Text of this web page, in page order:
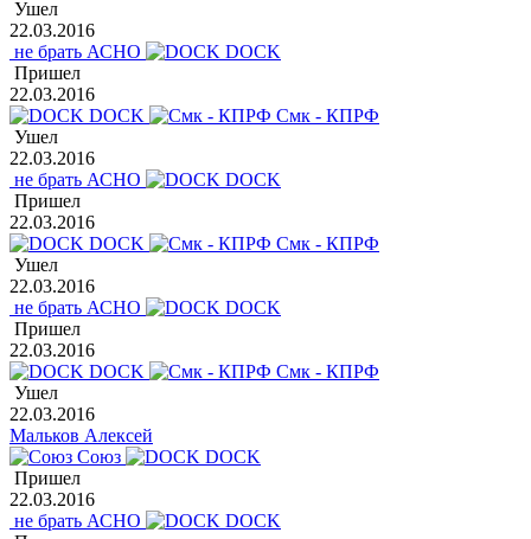
Ушел
22.03.2016
не брать АСНО
DOCK
Пришел
22.03.2016
DOCK
Смк - КПРФ
Ушел
22.03.2016
не брать АСНО
DOCK
Пришел
22.03.2016
DOCK
Смк - КПРФ
Ушел
22.03.2016
не брать АСНО
DOCK
Пришел
22.03.2016
DOCK
Смк - КПРФ
Ушел
22.03.2016
Мальков Алексей
Союз
DOCK
Пришел
22.03.2016
не брать АСНО
DOCK